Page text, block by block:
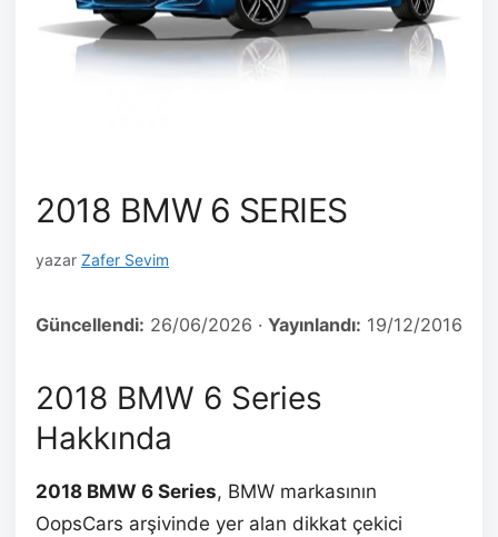
2018 BMW 6 SERIES
yazar Zafer Sevim
Güncellendi: 26/06/2026 · Yayınlandı: 19/12/2016
2018 BMW 6 Series
Hakkında
2018 BMW 6 Series, BMW markasının
OopsCars arşivinde yer alan dikkat çekici